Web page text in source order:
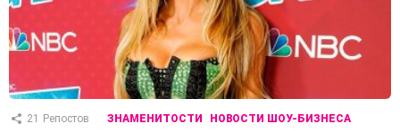
21 Репостов ЗНАМЕНИТОСТИ НОВОСТИ ШОУ-БИЗНЕСА